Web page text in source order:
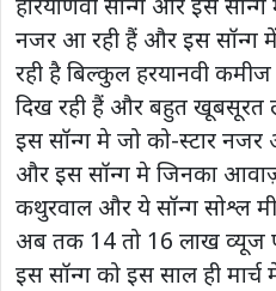
नजर आ रही हैं और इस सॉन्ग
रही है बिल्कुल हरयानवी
दिख रही हैं और बहुत खूबसूरत
इस सॉन्ग मे जो को-स्टार नजर
और इस सॉन्ग मे जिनका
कथुरवाल और ये सॉन्ग सोश्ल
अब तक 14 तो 16 लाख व्यूज
इस सॉन्ग को इस साल ही मार्च